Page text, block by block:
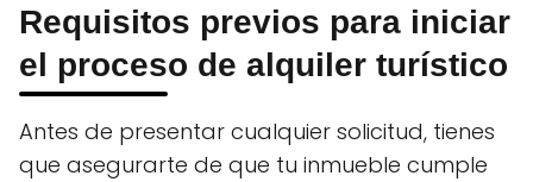
Requisitos previos para iniciar
el proceso de alquiler turístico
Antes de presentar cualquier solicitud, tienes
que asegurarte de que tu inmueble cumple